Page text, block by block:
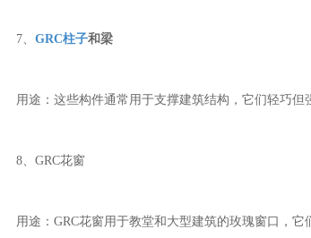
7、 GRC柱子和梁
用途：这些构件通常用于支撑建筑结构，它们轻巧但
8、GRC花窗
用途：GRC花窗用于教堂和大型建筑的玫瑰窗口，它